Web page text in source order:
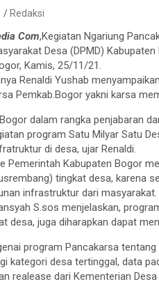
Redaksi
Com,Kegiatan Ngariung
Desa (DPMD)
Kamis, 25/11/21.
Renaldi Yushab
Pemkab.Bogor yakni karsa
dalam rangka penjabaran
program Satu Milyar Satu
di desa, ujar Renaldi.
Pemerintah Kabupaten Bogor
tingkat desa, karena
infrastruktur dari masyarakat.
S.sos menjelaskan,
desa, juga diharapkan dapat
program Pancakarsa
kategori desa tertinggal, data
realease dari Kementerian